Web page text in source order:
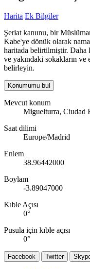
Harita Ek Bilgiler
Şeriat kanunu, bir
Kabe'ye dönük olarak
haritada belirtilmiştir. Daha
ve yakındaki sokakların
belirleyin.
Konumumu bul
Mevcut konum
Miguelturra, Ciudad
Saat dilimi
Europe/Madrid
Enlem
38.96442000
Boylam
-3.89047000
Kıble Açısı
0°
Pusula için kıble açısı
0°
Facebook Twitter